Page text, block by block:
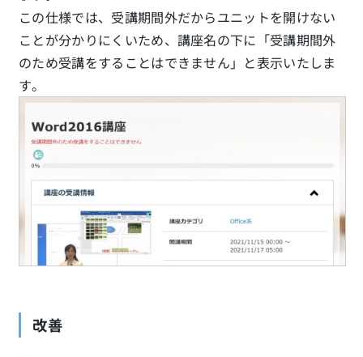
この仕様では、受講期間外だからユニットを開けない
ことが分かりにくいため、講座名の下に「受講期間外
のため受講をすることはできません」と表示いたしま
す。
改善